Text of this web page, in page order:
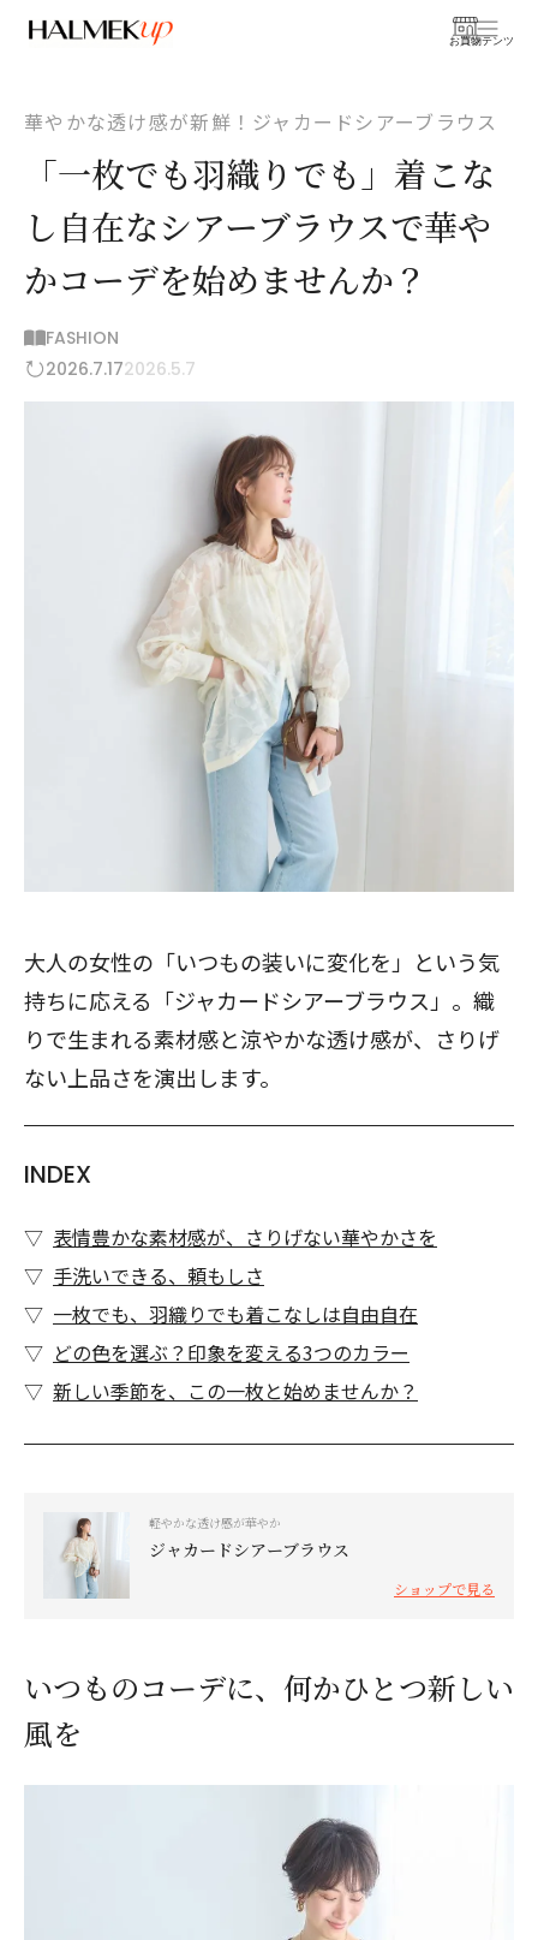
お買物
コンテンツ
華やかな透け感が新鮮！ジャカードシアーブラウス
「一枚でも羽織りでも」着こな
し自在なシアーブラウスで華や
かコーデを始めませんか？
FASHION
2026.7.172026.5.7
大人の女性の「いつもの装いに変化を」という気
持ちに応える「ジャカードシアーブラウス」。織
りで生まれる素材感と涼やかな透け感が、さりげ
ない上品さを演出します。
INDEX
表情豊かな素材感が、さりげない華やかさを
手洗いできる、頼もしさ
一枚でも、羽織りでも着こなしは自由自在
どの色を選ぶ？印象を変える3つのカラー
新しい季節を、この一枚と始めませんか？
軽やかな透け感が華やか
ジャカードシアーブラウス
ショップで見る
いつものコーデに、何かひとつ新しい
風を